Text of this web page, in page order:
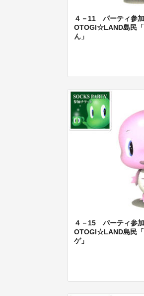
４－11 パーティ参加
OTOGI☆LAND島民
ん」
４－15 パーティ参加
OTOGI☆LAND島民
ゲ」